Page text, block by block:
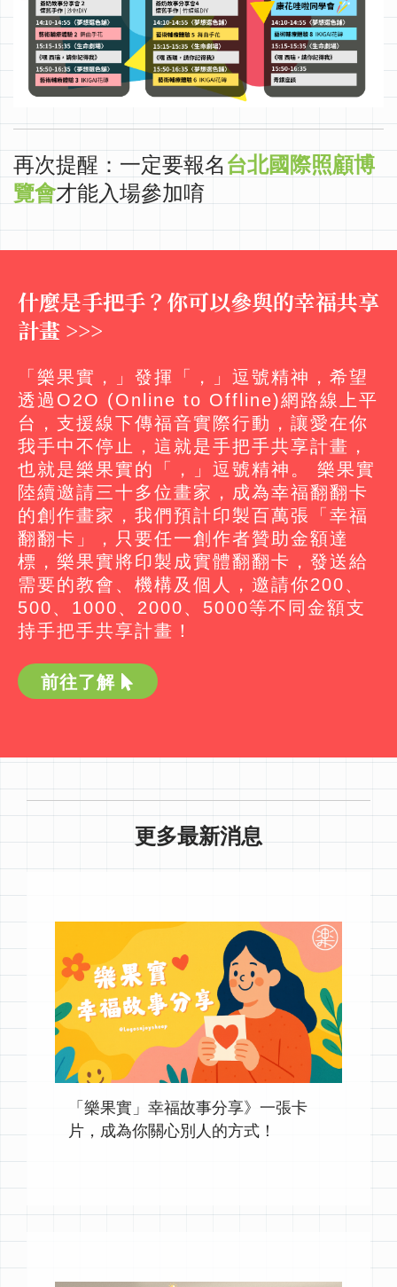
再次提醒：一定要報名 台北國際照顧博
覽會才能入場參加唷
什麼是手把手？你可以參與的幸福共享
計畫 >>>
「樂果實，」發揮「，」逗號精神，希望
透過O2O (Online to Offline)網路線上平
台，支援線下傳福音實際行動，讓愛在你
我手中不停止，這就是手把手共享計畫，
也就是樂果實的「，」逗號精神。 樂果實
陸續邀請三十多位畫家，成為幸福翻翻卡
的創作畫家，我們預計印製百萬張「幸福
翻翻卡」，只要任一創作者贊助金額達
標，樂果實將印製成實體翻翻卡，發送給
需要的教會、機構及個人，邀請你200、
500、1000、2000、5000等不同金額支
持手把手共享計畫！
前往了解
更多最新消息
「樂果實」幸福故事分享》一張卡
片，成為你關心別人的方式！